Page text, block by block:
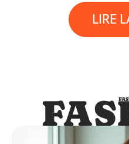
LIRE